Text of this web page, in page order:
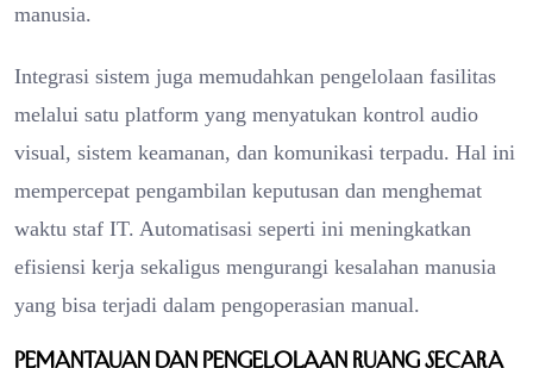
manusia.
Integrasi sistem juga memudahkan pengelolaan fasilitas
melalui satu platform yang menyatukan kontrol audio
visual, sistem keamanan, dan komunikasi terpadu. Hal ini
mempercepat pengambilan keputusan dan menghemat
waktu staf IT. Automatisasi seperti ini meningkatkan
efisiensi kerja sekaligus mengurangi kesalahan manusia
yang bisa terjadi dalam pengoperasian manual.
Pemantauan dan Pengelolaan Ruang Secara